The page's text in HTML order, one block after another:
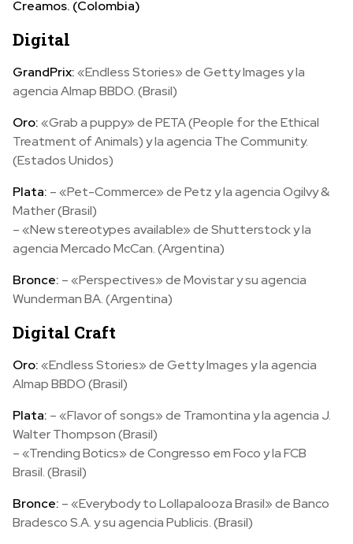
Creamos. (Colombia)
Digital
GrandPrix:«Endless Stories» de Getty Images y la
agencia Almap BBDO. (Brasil)
Oro:«Grab a puppy» de PETA (People for the Ethical
Treatment of Animals) y la agencia The Community.
(Estados Unidos)
Plata: – «Pet-Commerce» de Petz y la agencia Ogilvy &
Mather (Brasil)
– «New stereotypes available» de Shutterstock y la
agencia Mercado McCan. (Argentina)
Bronce: – «Perspectives» de Movistar y su agencia
Wunderman BA. (Argentina)
Digital Craft
Oro:«Endless Stories» de Getty Images y la agencia
Almap BBDO (Brasil)
Plata: – «Flavor of songs» de Tramontina y la agencia J.
Walter Thompson (Brasil)
– «Trending Botics» de Congresso em Foco y la FCB
Brasil. (Brasil)
Bronce: – «Everybody to Lollapalooza Brasil» de Banco
Bradesco S.A. y su agencia Publicis. (Brasil)